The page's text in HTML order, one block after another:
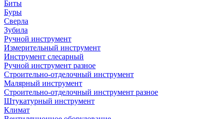
Биты
Буры
Сверла
Зубила
Ручной инструмент
Измерительный инструмент
Инструмент слесарный
Ручной инструмент разное
Строительно-отделочный инструмент
Малярный инструмент
Строительно-отделочный инструмент разное
Штукатурный инструмент
Климат